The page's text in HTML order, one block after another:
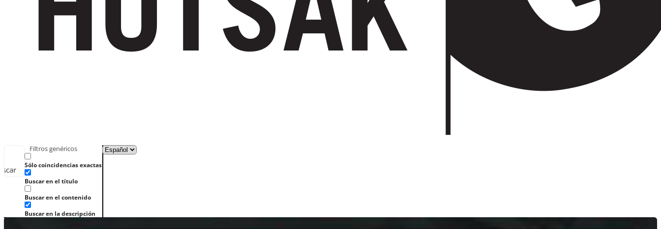
Filtros genéricos
Sólo coincidencias exactas
Buscar en el título
Buscar en el contenido
Buscar en la descripción